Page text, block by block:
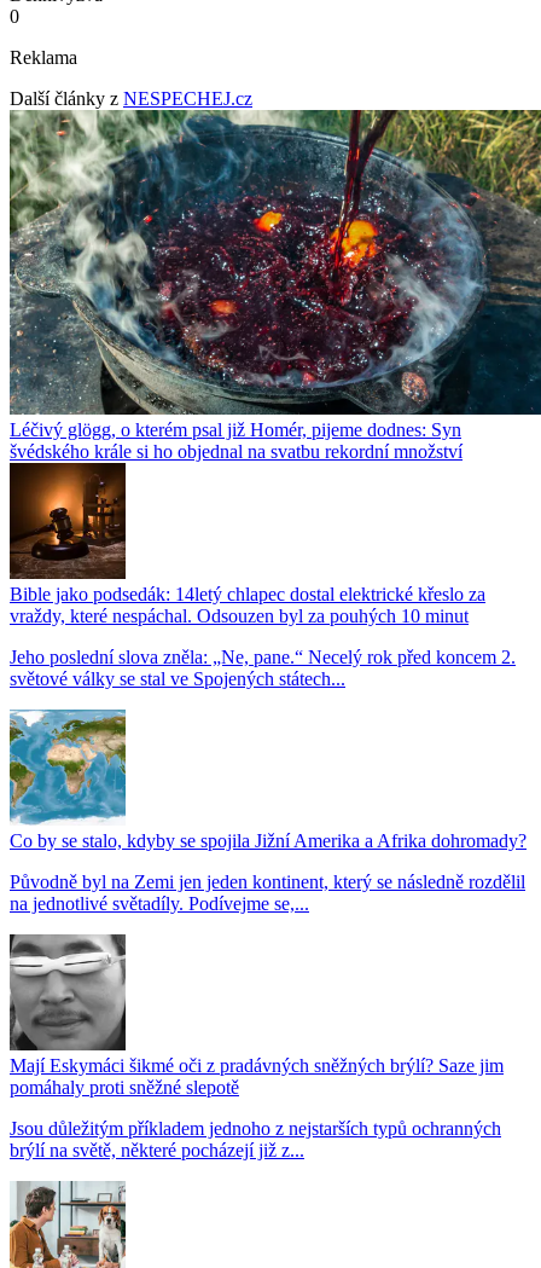
0
Reklama
Další články z NESPECHEJ.cz
Léčivý glögg, o kterém psal již Homér, pijeme dodnes: Syn
švédského krále si ho objednal na svatbu rekordní množství
Bible jako podsedák: 14letý chlapec dostal elektrické křeslo za
vraždy, které nespáchal. Odsouzen byl za pouhých 10 minut
Jeho poslední slova zněla: „Ne, pane.“ Necelý rok před koncem 2.
světové války se stal ve Spojených státech...
Co by se stalo, kdyby se spojila Jižní Amerika a Afrika dohromady?
Původně byl na Zemi jen jeden kontinent, který se následně rozdělil
na jednotlivé světadíly. Podívejme se,...
Mají Eskymáci šikmé oči z pradávných sněžných brýlí? Saze jim
pomáhaly proti sněžné slepotě
Jsou důležitým příkladem jednoho z nejstarších typů ochranných
brýlí na světě, některé pocházejí již z...